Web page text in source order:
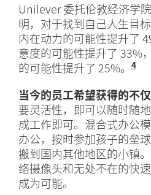
Unilever 委托伦敦经济学
明，对于找到自己人生目
内在动力的可能性提升了
意度的可能性提升了 33%
的可能性提升了 25%。 4
当今的员工希望获得的不仅
要灵活性，即可以随时随
成工作即可。混合式办公
办公，按时参加孩子的垒
搬到国内其他地区的小镇
络摄像头和无处不在的快
成为可能。